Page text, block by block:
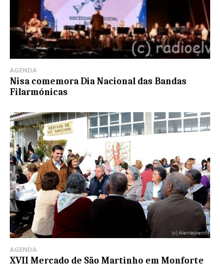
AGENDA
Nisa comemora Dia Nacional das Bandas
Filarmónicas
AGENDA
XVII Mercado de São Martinho em Monforte